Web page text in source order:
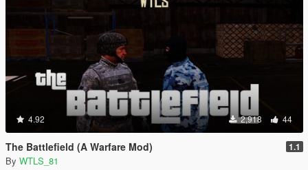
4.92 2,918 44
The Battlefield (A Warfare Mod) 1.1
By WTLS_81